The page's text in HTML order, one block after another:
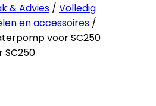
& Advies / Volledig
en accessoires /
voor SC250
SC250